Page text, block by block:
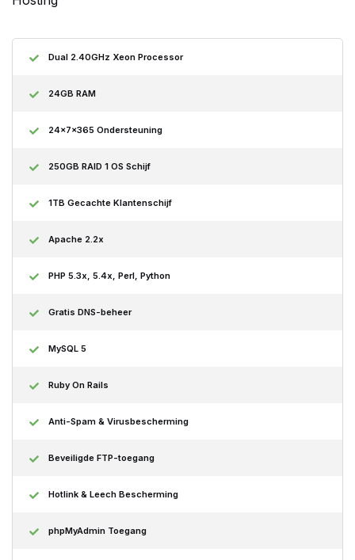
Dual 2.40GHz Xeon Processor
24GB RAM
24x7x365 Ondersteuning
250GB RAID 1 OS Schijf
1TB Gecachte Klantenschijf
Apache 2.2x
PHP 5.3x, 5.4x, Perl, Python
Gratis DNS-beheer
MySQL 5
Ruby On Rails
Anti-Spam & Virusbescherming
Beveiligde FTP-toegang
Hotlink & Leech Bescherming
phpMyAdmin Toegang